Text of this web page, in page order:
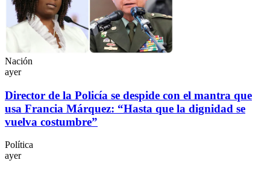
Nación
ayer
Director de la Policía se despide con el mantra que
usa Francia Márquez: “Hasta que la dignidad se
vuelva costumbre”
Política
ayer